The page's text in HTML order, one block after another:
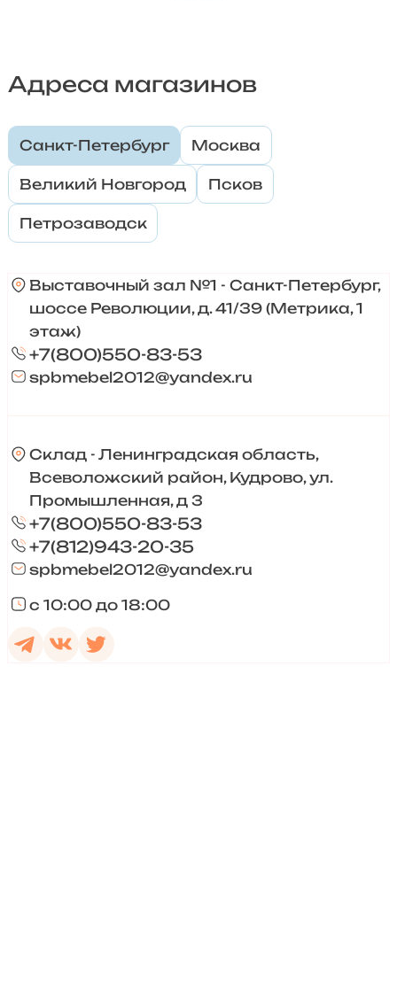
Адреса магазинов
Санкт-Петербург Москва
Великий Новгород Псков
Петрозаводск
Выставочный зал №1 - Санкт-Петербург,
шоссе Революции, д. 41/39 (Метрика, 1
этаж)
+7(800)550-83-53
spbmebel2012@yandex.ru
Склад - Ленинградская область,
Всеволожский район, Кудрово, ул.
Промышленная, д 3
+7(800)550-83-53
+7(812)943-20-35
spbmebel2012@yandex.ru
с 10:00 до 18:00